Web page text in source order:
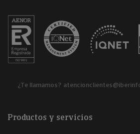
¿Te llamamos?
Productos y servicios